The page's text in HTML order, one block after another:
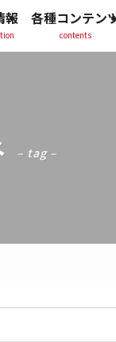
– tag –
報 各種コンテン
contents